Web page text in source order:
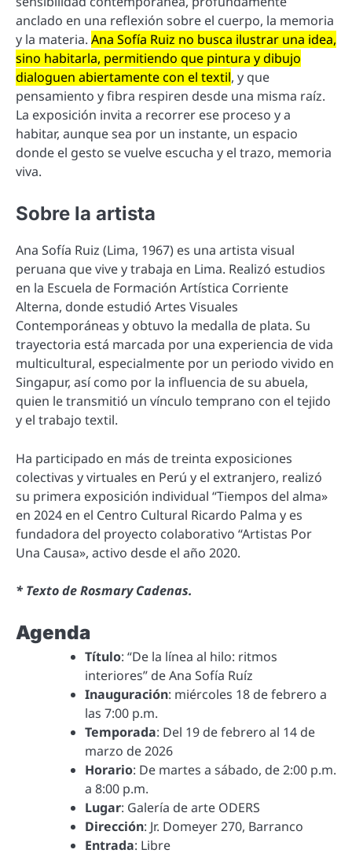
anclado en una reflexión sobre el cuerpo, la memoria
y la materia. Ana Sofía Ruiz no busca ilustrar una idea,
sino habitarla, permitiendo que pintura y dibujo
dialoguen abiertamente con el textil, y que
pensamiento y fibra respiren desde una misma raíz.
La exposición invita a recorrer ese proceso y a
habitar, aunque sea por un instante, un espacio
donde el gesto se vuelve escucha y el trazo, memoria
viva.
Sobre la artista
Ana Sofía Ruiz (Lima, 1967) es una artista visual
peruana que vive y trabaja en Lima. Realizó estudios
en la Escuela de Formación Artística Corriente
Alterna, donde estudió Artes Visuales
Contemporáneas y obtuvo la medalla de plata. Su
trayectoria está marcada por una experiencia de vida
multicultural, especialmente por un periodo vivido en
Singapur, así como por la influencia de su abuela,
quien le transmitió un vínculo temprano con el tejido
y el trabajo textil.
Ha participado en más de treinta exposiciones
colectivas y virtuales en Perú y el extranjero, realizó
su primera exposición individual “Tiempos del alma»
en 2024 en el Centro Cultural Ricardo Palma y es
fundadora del proyecto colaborativo “Artistas Por
Una Causa», activo desde el año 2020.
* Texto de Rosmary Cadenas.
Agenda
Título: “De la línea al hilo: ritmos
interiores” de Ana Sofía Ruíz
Inauguración: miércoles 18 de febrero a
las 7:00 p.m.
Temporada: Del 19 de febrero al 14 de
marzo de 2026
Horario: De martes a sábado, de 2:00 p.m.
a 8:00 p.m.
Lugar: Galería de arte ODERS
Dirección: Jr. Domeyer 270, Barranco
Entrada: Libre